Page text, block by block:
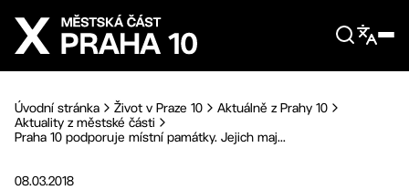
Přejít na hlavní obsah
Úvodní stránka Život v Praze 10
Aktuálně z Prahy 10
Aktuality z městské části
Praha 10 podporuje místní památky. Jejich maj...
08.03.2018